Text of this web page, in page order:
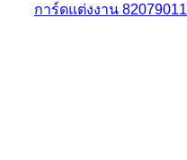
การ์ดแต่งงาน 82079011